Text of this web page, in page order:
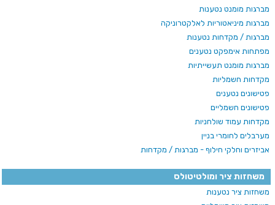
מברגות מומנט נטענות
מברגות מיניאטוריות לאלקטרוניקה
מברגות / מקדחות נטענות
מפתחות אימפקט נטענים
מברגות מומנט תעשייתיות
מקדחות חשמליות
פטישונים נטענים
פטישונים חשמליים
מקדחות עמוד שולחניות
מערבלים לחומרי בניין
אביזרים וחלקי חילוף - מברגות / מקדחות
משחזות ציר ומולטיטולס
משחזות ציר נטענות